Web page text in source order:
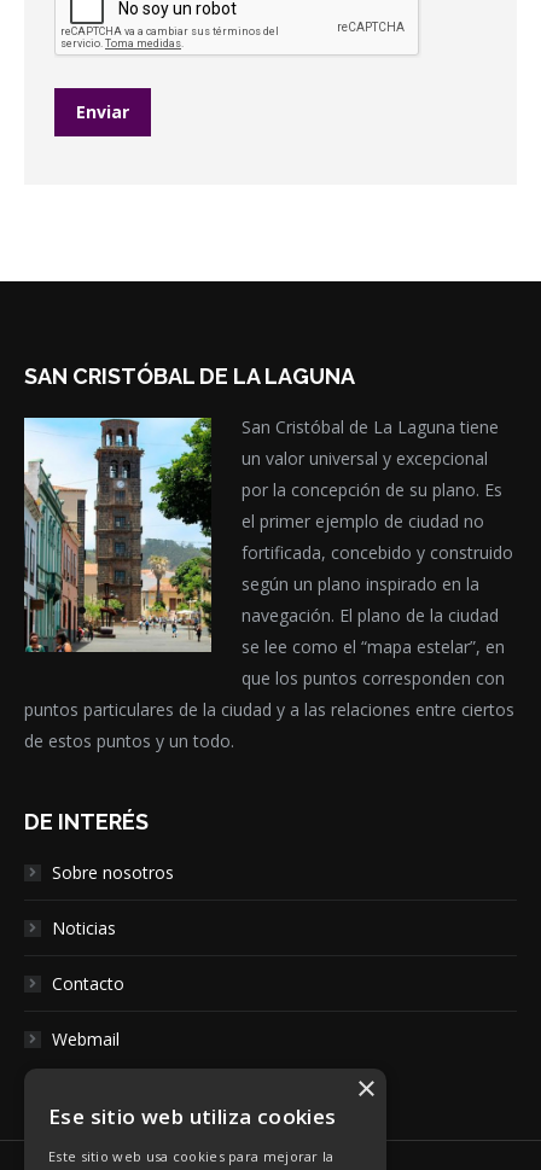
SAN CRISTÓBAL DE LA LAGUNA
San Cristóbal de La Laguna tiene
un valor universal y excepcional
por la concepción de su plano. Es
el primer ejemplo de ciudad no
fortificada, concebido y construido
según un plano inspirado en la
navegación. El plano de la ciudad
se lee como el “mapa estelar”, en
que los puntos corresponden con
puntos particulares de la ciudad y a las relaciones entre ciertos
de estos puntos y un todo.
DE INTERÉS
Sobre nosotros
Noticias
Contacto
Webmail
×
Ese sitio web utiliza cookies
Este sitio web usa cookies para mejorar la